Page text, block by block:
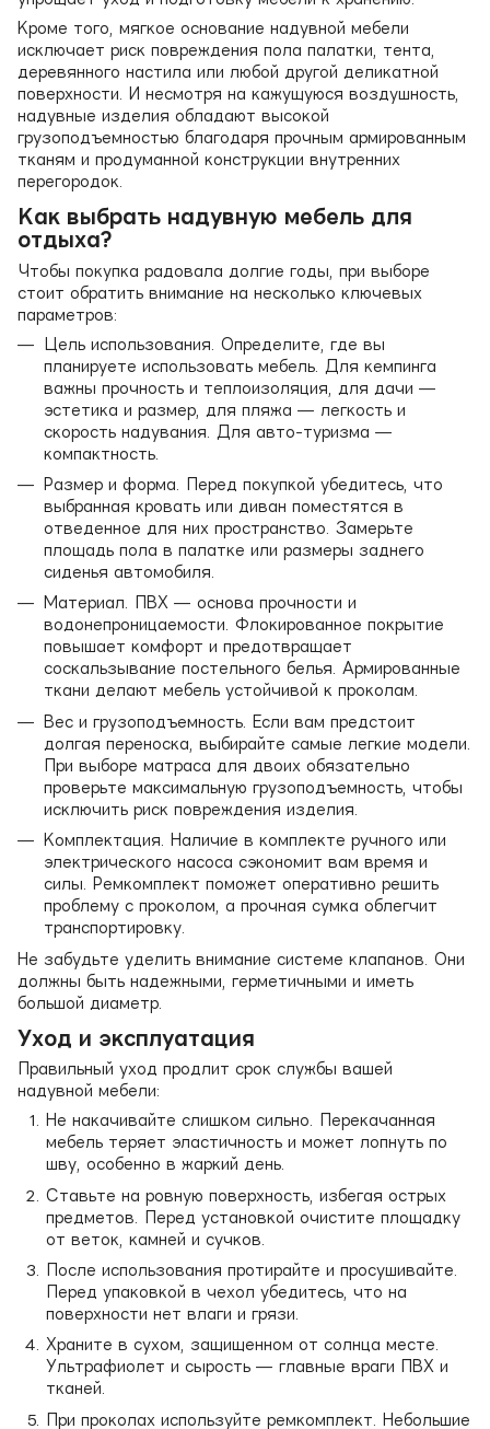
Кроме того, мягкое основание надувной мебели
исключает риск повреждения пола палатки, тента,
деревянного настила или любой другой деликатной
поверхности. И несмотря на кажущуюся воздушность,
надувные изделия обладают высокой
грузоподъемностью благодаря прочным армированным
тканям и продуманной конструкции внутренних
перегородок.
Как выбрать надувную мебель для
отдыха?
Чтобы покупка радовала долгие годы, при выборе
стоит обратить внимание на несколько ключевых
параметров:
Цель использования. Определите, где вы
планируете использовать мебель. Для кемпинга
важны прочность и теплоизоляция, для дачи —
эстетика и размер, для пляжа — легкость и
скорость надувания. Для авто-туризма —
компактность.
Размер и форма. Перед покупкой убедитесь, что
выбранная кровать или диван поместятся в
отведенное для них пространство. Замерьте
площадь пола в палатке или размеры заднего
сиденья автомобиля.
Материал. ПВХ — основа прочности и
водонепроницаемости. Флокированное покрытие
повышает комфорт и предотвращает
соскальзывание постельного белья. Армированные
ткани делают мебель устойчивой к проколам.
Вес и грузоподъемность. Если вам предстоит
долгая переноска, выбирайте самые легкие модели.
При выборе матраса для двоих обязательно
проверьте максимальную грузоподъемность, чтобы
исключить риск повреждения изделия.
Комплектация. Наличие в комплекте ручного или
электрического насоса сэкономит вам время и
силы. Ремкомплект поможет оперативно решить
проблему с проколом, а прочная сумка облегчит
транспортировку.
Не забудьте уделить внимание системе клапанов. Они
должны быть надежными, герметичными и иметь
большой диаметр.
Уход и эксплуатация
Правильный уход продлит срок службы вашей
надувной мебели:
Не накачивайте слишком сильно. Перекачанная
мебель теряет эластичность и может лопнуть по
шву, особенно в жаркий день.
Ставьте на ровную поверхность, избегая острых
предметов. Перед установкой очистите площадку
от веток, камней и сучков.
После использования протирайте и просушивайте.
Перед упаковкой в чехол убедитесь, что на
поверхности нет влаги и грязи.
Храните в сухом, защищенном от солнца месте.
Ультрафиолет и сырость — главные враги ПВХ и
тканей.
При проколах используйте ремкомплект. Небольшие